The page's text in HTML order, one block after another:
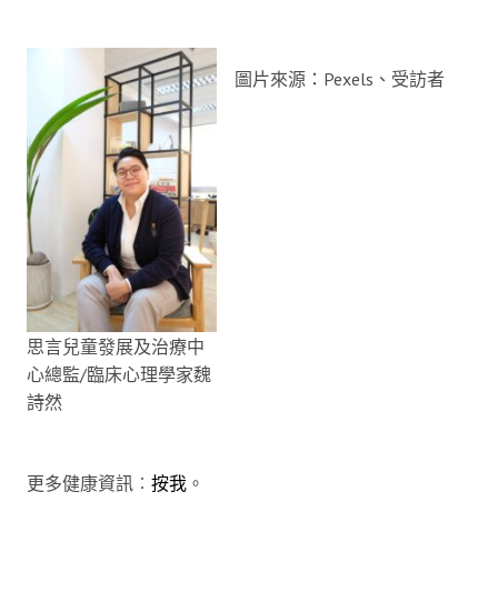
思言兒童發展及治療中
心總監/臨床心理學家魏
詩然
圖片來源：Pexels、受訪者
更多健康資訊︰ 按我 。